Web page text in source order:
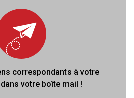
correspondants à votre
votre boîte mail !